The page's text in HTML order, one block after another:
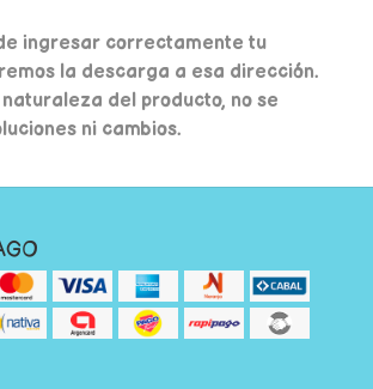
ingresar correctamente tu
la descarga a esa dirección.
del producto, no se
ni cambios.